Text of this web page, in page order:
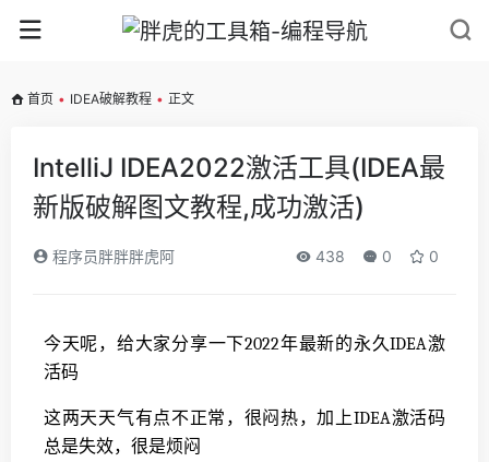
首页 • IDEA破解教程 • 正文
IntelliJ IDEA2022激活工具(IDEA最
新版破解图文教程,成功激活)
程序员胖胖胖虎阿 438 0 0
今天呢，给大家分享一下2022年最新的永久IDEA激
活码
这两天天气有点不正常，很闷热，加上IDEA激活码
总是失效，很是烦闷